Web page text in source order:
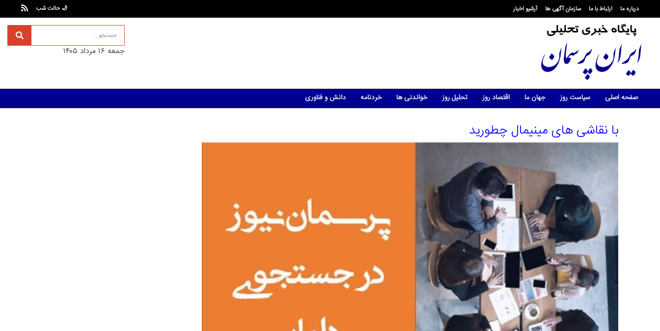
درباره ما ارتباط با ما سازمان آگهی ها آرشیو اخبار 🌙 حالت شب
جمعه ۱۶ مرداد ۱۴۰۵
صفحه اصلی سیاست روز جهان ما اقتصاد روز تحلیل روز خواندنی ها خردنامه دانش و فناوری
با نقاشی های مینیمال چطورید